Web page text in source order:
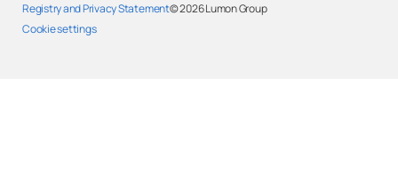
Registry and Privacy Statement
Cookie settings
© 2026Lumon Group